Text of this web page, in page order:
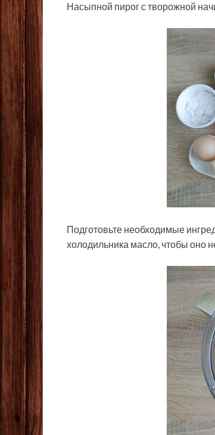
Насыпной пирог с творожной
Подготовьте необходимые
холодильника масло, чтобы оно